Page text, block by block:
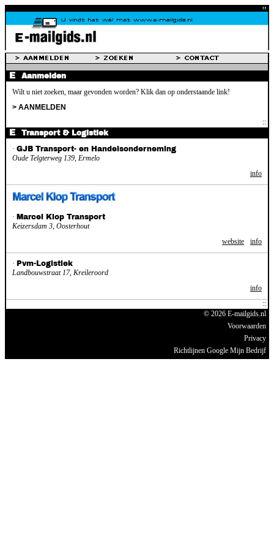
Aanmelden
Wilt u niet zoeken, maar gevonden worden? Klik dan op onderstaande link!
> AANMELDEN
Transport & Logistiek
· GJB Transport- en Handelsonderneming
Oude Telgterweg 139, Ermelo
info
· Marcel Klop Transport
Keizersdam 3, Oosterhout
website
info
· Pvm-Logistiek
Landbouwstraat 17, Kreileroord
info
© 2026 E-mailgids.nl
Voorwaarden
Privacy
Richtlijnen Google Mijn Bedrijf